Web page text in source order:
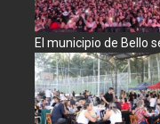
El municipio de Bello